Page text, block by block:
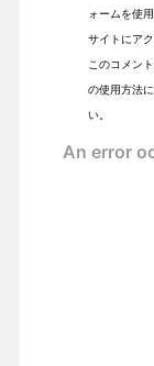
ォームを使
サイトにア
このコメン
の使用方法に
い。